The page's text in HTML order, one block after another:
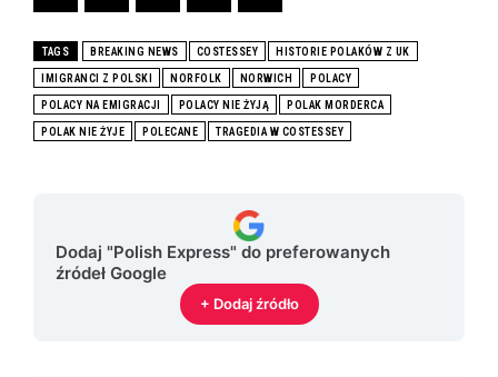
TAGS BREAKING NEWS COSTESSEY HISTORIE POLAKÓW Z UK
IMIGRANCI Z POLSKI NORFOLK NORWICH POLACY
POLACY NA EMIGRACJI POLACY NIE ŻYJĄ POLAK MORDERCA
POLAK NIE ŻYJE POLECANE TRAGEDIA W COSTESSEY
Dodaj "Polish Express" do preferowanych
źródeł Google
+ Dodaj źródło